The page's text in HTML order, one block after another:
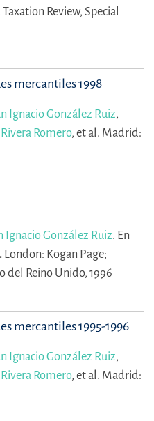
Review, Special
mercantiles 1998
Ignacio González Ruiz,
Romero, et al. Madrid:
Ignacio González Ruiz. En
London: Kogan Page;
del Reino Unido, 1996
mercantiles 1995-1996
Ignacio González Ruiz,
Romero, et al. Madrid: